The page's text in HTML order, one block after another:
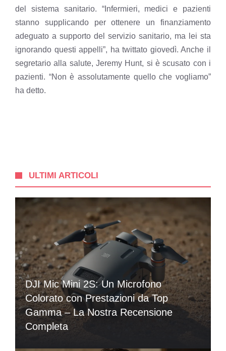
del sistema sanitario. “Infermieri, medici e pazienti
stanno supplicando per ottenere un finanziamento
adeguato a supporto del servizio sanitario, ma lei sta
ignorando questi appelli”, ha twittato giovedì. Anche il
segretario alla salute, Jeremy Hunt, si è scusato con i
pazienti. “Non è assolutamente quello che vogliamo”
ha detto.
ULTIMI ARTICOLI
DJI Mic Mini 2S: Un Microfono
Colorato con Prestazioni da Top
Gamma – La Nostra Recensione
Completa